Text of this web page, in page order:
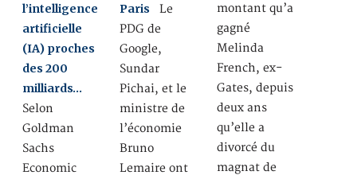
l’intelligence
artificielle
(IA) proches
des 200
milliards…
Selon
Goldman
Sachs
Economic
Paris Le
PDG de
Google,
Sundar
Pichai, et le
ministre de
l’économie
Bruno
Lemaire ont
montant qu’a
gagné
Melinda
French, ex-
Gates, depuis
deux ans
qu’elle a
divorcé du
magnat de